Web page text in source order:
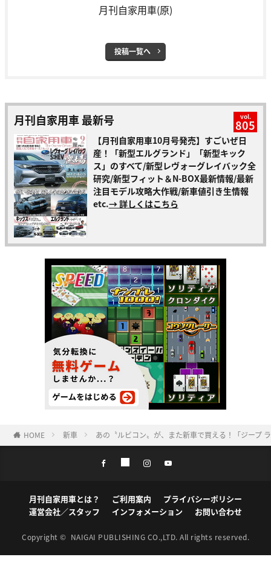
月刊自家用車(原)
投稿一覧へ
月刊自家用車 最新号 vol.
805
【月刊自家用車10月号発売】すごいぜ日
産！「新型エルグランド」「新型キック
ス」のすべて/新型レヴォーグレイバック全
研究/新型フィット＆N-BOX最新情報/最新
注目モデル攻略大作戦/新車値引き生情報
etc.→ 詳しくはこちら
HOME 新車 あの〝ルビコン〟が、また新車で買える！「ジー
月刊自家用車とは？ ご利用案内
プライバシーポリシー
運営会社／スタッフ
インフォメーション お問い合わせ
Copyright © NAIGAI PUBLISHING CO.,LTD. All rights reserved.